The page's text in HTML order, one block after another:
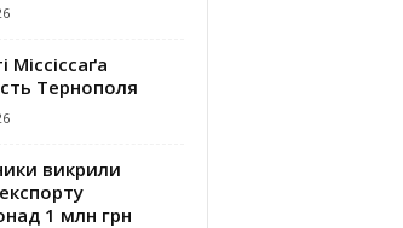
Міссіссаґа
Тернополя
викрили
1 млн грн